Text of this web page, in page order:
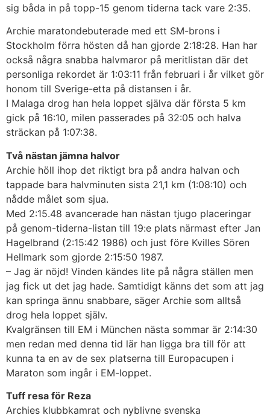
sig båda in på topp-15 genom tiderna tack vare 2:35.
Archie maratondebuterade med ett SM-brons i
Stockholm förra hösten då han gjorde 2:18:28. Han har
också några snabba halvmaror på meritlistan där det
personliga rekordet är 1:03:11 från februari i år vilket gör
honom till Sverige-etta på distansen i år.
I Malaga drog han hela loppet själva där första 5 km
gick på 16:10, milen passerades på 32:05 och halva
sträckan på 1:07:38.
Två nästan jämna halvor
Archie höll ihop det riktigt bra på andra halvan och
tappade bara halvminuten sista 21,1 km (1:08:10) och
nådde målet som sjua.
Med 2:15.48 avancerade han nästan tjugo placeringar
på genom-tiderna-listan till 19:e plats närmast efter Jan
Hagelbrand (2:15:42 1986) och just före Kvilles Sören
Hellmark som gjorde 2:15:50 1987.
– Jag är nöjd! Vinden kändes lite på några ställen men
jag fick ut det jag hade. Samtidigt känns det som att jag
kan springa ännu snabbare, säger Archie som alltså
drog hela loppet själv.
Kvalgränsen till EM i München nästa sommar är 2:14:30
men redan med denna tid lär han ligga bra till för att
kunna ta en av de sex platserna till Europacupen i
Maraton som ingår i EM-loppet.
Tuff resa för Reza
Archies klubbkamrat och nyblivne svenska